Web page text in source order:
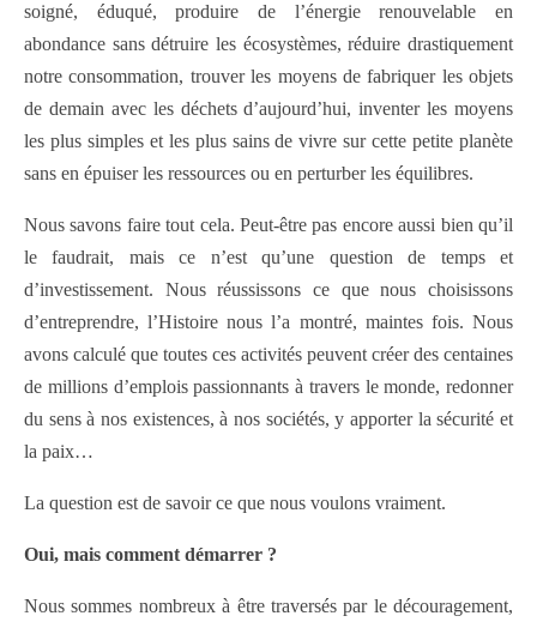
soigné, éduqué, produire de l’énergie renouvelable en
abondance sans détruire les écosystèmes, réduire drastiquement
notre consommation, trouver les moyens de fabriquer les objets
de demain avec les déchets d’aujourd’hui, inventer les moyens
les plus simples et les plus sains de vivre sur cette petite planète
sans en épuiser les ressources ou en perturber les équilibres.
Nous savons faire tout cela. Peut-être pas encore aussi bien qu’il
le faudrait, mais ce n’est qu’une question de temps et
d’investissement. Nous réussissons ce que nous choisissons
d’entreprendre, l’Histoire nous l’a montré, maintes fois. Nous
avons calculé que toutes ces activités peuvent créer des centaines
de millions d’emplois passionnants à travers le monde, redonner
du sens à nos existences, à nos sociétés, y apporter la sécurité et
la paix…
La question est de savoir ce que nous voulons vraiment.
Oui, mais comment démarrer ?
Nous sommes nombreux à être traversés par le découragement,